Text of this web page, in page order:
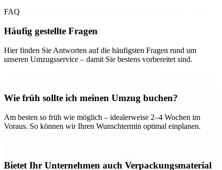
FAQ
Häufig gestellte Fragen
Hier finden Sie Antworten auf die häufigsten Fragen rund um
unseren Umzugsservice – damit Sie bestens vorbereitet sind.
Wie früh sollte ich meinen Umzug buchen?
Am besten so früh wie möglich – idealerweise 2–4 Wochen im
Voraus. So können wir Ihren Wunschtermin optimal einplanen.
Bietet Ihr Unternehmen auch Verpackungsmaterial